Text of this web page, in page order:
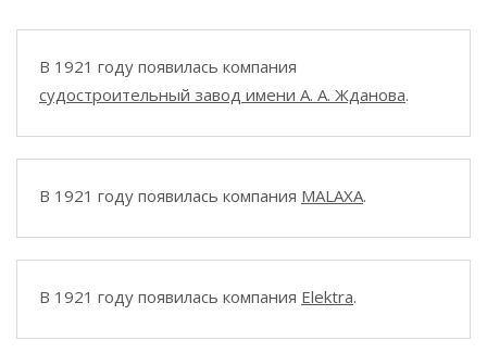
В 1921 году появилась компания
судостроительный завод имени А. А. Жданова.
В 1921 году появилась компания MALAXA.
В 1921 году появилась компания Elektra.